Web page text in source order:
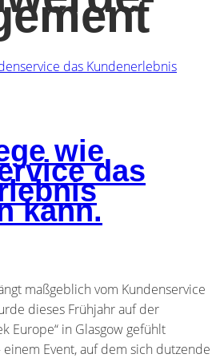
wie
das
kann.
maßgeblich vom Kundenservice
dieses Frühjahr auf der
Europe“ in Glasgow gefühlt
Event, auf dem sich dutzende